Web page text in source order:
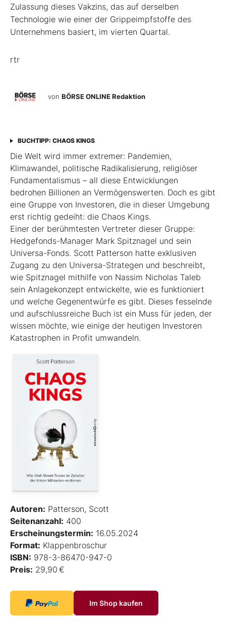
Zulassung dieses Vakzins, das auf derselben
Technologie wie einer der Grippeimpfstoffe des
Unternehmens basiert, im vierten Quartal.
rtr
von BÖRSE ONLINE Redaktion
BUCHTIPP: CHAOS KINGS
Die Welt wird immer extremer: Pandemien,
Klimawandel, politische Radikalisierung, religiöser
Fundamentalismus – all diese Entwicklungen
bedrohen Billionen an Vermögenswerten. Doch es gibt
eine Gruppe von Investoren, die in dieser Umgebung
erst richtig gedeiht: die Chaos Kings.
Einer der berühmtesten Vertreter dieser Gruppe:
Hedgefonds-Manager Mark Spitznagel und sein
Universa-Fonds. Scott Patterson hatte exklusiven
Zugang zu den Universa-Strategen und beschreibt,
wie Spitznagel mithilfe von Nassim Nicholas Taleb
sein Anlagekonzept entwickelte, wie es funktioniert
und welche Gegenentwürfe es gibt. Dieses fesselnde
und aufschlussreiche Buch ist ein Muss für jeden, der
wissen möchte, wie einige der heutigen Investoren
Katastrophen in Profit umwandeln.
Autoren: Patterson, Scott
Seitenanzahl: 400
Erscheinungstermin: 16.05.2024
Format: Klappenbroschur
ISBN: 978-3-86470-947-0
Preis: 29,90 €
Im Shop kaufen